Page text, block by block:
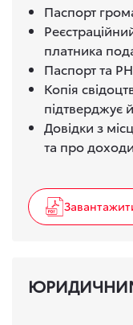
Паспорт
платника
Паспорт та
Копія
підтверджує
Довідки з
та про доходи